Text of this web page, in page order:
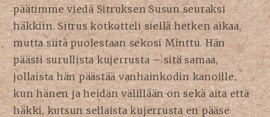
päätimme viedä Sitruksen Susun seuraksi
häkkiin. Sitrus kotkotteli siellä hetken aikaa,
mutta siitä puolestaan sekosi Minttu. Hän
päästi surullista kujerrusta – sitä samaa,
jollaista hän päästää vanhainkodin kanoille,
kun hänen ja heidän välillään on sekä aita että
häkki, kutsun sellaista kujerrusta en pääse